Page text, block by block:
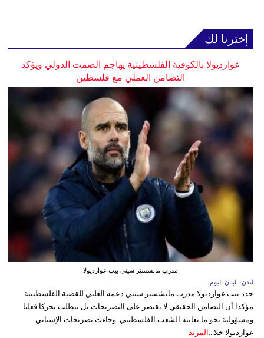
إخترنا لك
غوارديولا بالكوفية الفلسطينية يهاجم الصمت الدولي ويؤكد
التضامن العملي مع فلسطين
مدرب مانشستر سيتي بيب غوارديولا
لندن ـ لبنان اليوم
جدد بيب غوارديولا مدرب مانشستر سيتي دعمه العلني للقضية الفلسطينية
مؤكدا أن التضامن الحقيقي لا يقتصر على التصريحات بل يتطلب تحركا فعليا
ومسؤولية نحو ما يعانيه الشعب الفلسطيني. وجاءت تصريحات الإسباني
غوارديولا خلا... المزيد